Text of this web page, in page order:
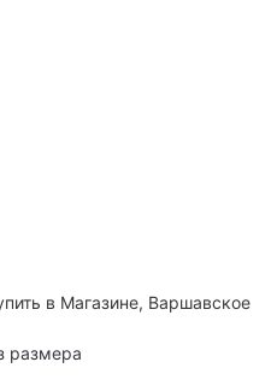
в Магазине, Варшавское
размера